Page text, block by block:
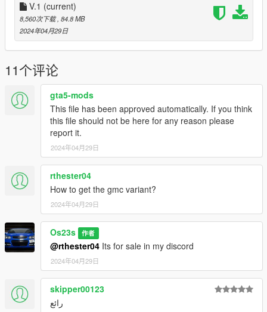
يدين اللاعب موزونه على الطارة -
تغبيره على خارج السيارة بالكامل -
اكسترات -
- Real mirror reflections
- 3 seats in the cab
You are not allowed to UNLOCK the model!
You are not allowed to repost it on other platforms without
ADD ON
1）Go to GTAV\mods\update\update.rpf\common\data
V.1 (current)
8,560次下载 , 84.8 MB
2024年04月29日
11个评论
gta5-mods
This file has been approved automatically. If you think
this file should not be here for any reason please
report it.
2024年04月29日
rthester04
How to get the gmc variant?
2024年04月29日
Os23s 作者
@rthester04 Its for sale in my discord
2024年04月29日
skipper00123
رائع